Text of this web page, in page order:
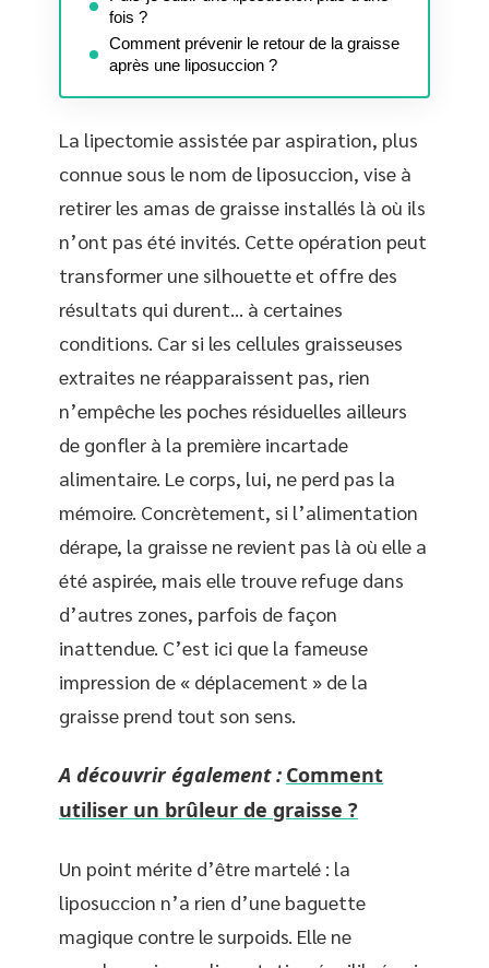
fois ?
Comment prévenir le retour de la graisse
après une liposuccion ?
La lipectomie assistée par aspiration, plus
connue sous le nom de liposuccion, vise à
retirer les amas de graisse installés là où ils
n’ont pas été invités. Cette opération peut
transformer une silhouette et offre des
résultats qui durent… à certaines
conditions. Car si les cellules graisseuses
extraites ne réapparaissent pas, rien
n’empêche les poches résiduelles ailleurs
de gonfler à la première incartade
alimentaire. Le corps, lui, ne perd pas la
mémoire. Concrètement, si l’alimentation
dérape, la graisse ne revient pas là où elle a
été aspirée, mais elle trouve refuge dans
d’autres zones, parfois de façon
inattendue. C’est ici que la fameuse
impression de « déplacement » de la
graisse prend tout son sens.
A découvrir également : Comment
utiliser un brûleur de graisse ?
Un point mérite d’être martelé : la
liposuccion n’a rien d’une baguette
magique contre le surpoids. Elle ne